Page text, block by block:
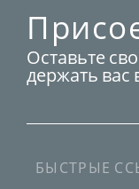
Оставьте
держать вас
адрес
БЫСТРЫЕ